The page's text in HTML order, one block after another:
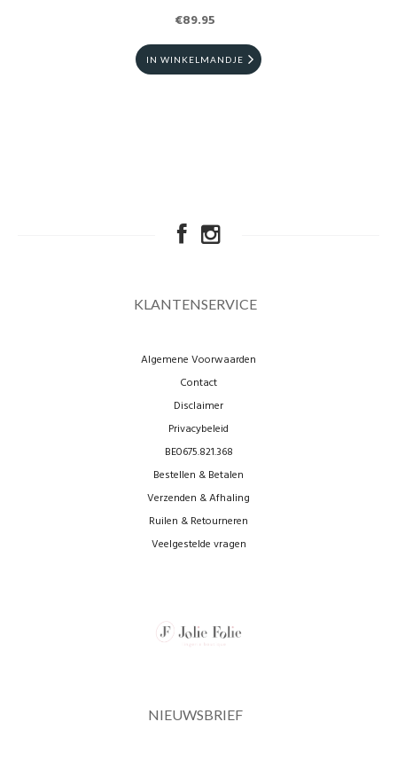
€89.95
IN WINKELMANDJE
KLANTENSERVICE
Algemene Voorwaarden
Contact
Disclaimer
Privacybeleid
BE0675.821.368
Bestellen & Betalen
Verzenden & Afhaling
Ruilen & Retourneren
Veelgestelde vragen
NIEUWSBRIEF